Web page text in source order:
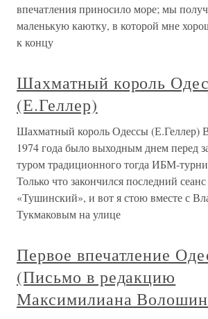
впечатления приносило море; мы
маленькую каютку, в которой мне
к концу
Шахматный король
(Е.Геллер)
Шахматный король Одессы (Е.Геллер)
1974 года было выходным днем перед
туром традиционного тогда ИБМ-
Только что закончился последний
«Тушинский», и вот я стою вместе с
Тукмаковым на улице
Первое впечатление
(Письмо в редакцию
Максимилиана